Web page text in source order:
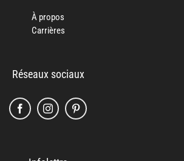
À propos
Carrières
Réseaux sociaux